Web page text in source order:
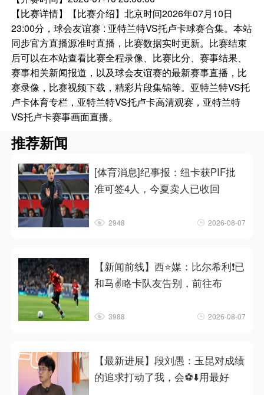
【比赛详情】
【比赛介绍】北京时间2026年07月10日
23:00分，球会友谊赛 : 亚特兰特VS托卢卡球赛合集。本站
同步官方直播源准时直播，比赛数据实时更新。比赛结束
后可以在本站查看比赛全程录像、比赛比分、赛事结果、
赛事相关新闻报道，以及球会友谊赛的最新赛事直播，比
赛录像，比赛视频下载，精彩片段集锦等。亚特兰特VS托
卢卡体育专栏，亚特兰特VS托卢卡高清观赛，亚特兰特
VS托卢卡赛事画面直播。
推荐新闻
[体育消息]纪事报：纽卡获PIF批
准可签4人，今夏卖人已收回
2948 2026-08-07
【新闻前线】西⭐媒：比尔希利❗已
和马✌️略卡队友告别，前往布
3988 2026-08-07
【最新进展】段刘愚：玉昆对成绩
的追求打动了我，会⚽⬇️用最好